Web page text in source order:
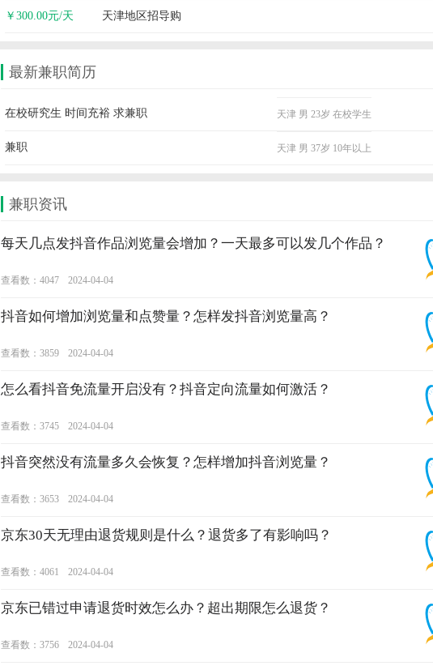
￥300.00元/天 天津地区招导购
最新兼职简历
在校研究生 时间充裕 求兼职 天津 男 23岁 在校学生
兼职 天津 男 37岁 10年以上
兼职资讯
每天几点发抖音作品浏览量会增加？一天最多可以发几个作品？
查看数：4047 2024-04-04
抖音如何增加浏览量和点赞量？怎样发抖音浏览量高？
查看数：3859 2024-04-04
怎么看抖音免流量开启没有？抖音定向流量如何激活？
查看数：3745 2024-04-04
抖音突然没有流量多久会恢复？怎样增加抖音浏览量？
查看数：3653 2024-04-04
京东30天无理由退货规则是什么？退货多了有影响吗？
查看数：4061 2024-04-04
京东已错过申请退货时效怎么办？超出期限怎么退货？
查看数：3756 2024-04-04